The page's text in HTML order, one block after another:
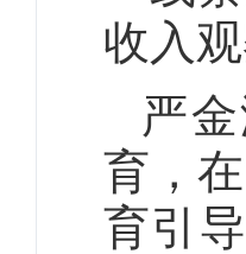
收入
严
育，
育引